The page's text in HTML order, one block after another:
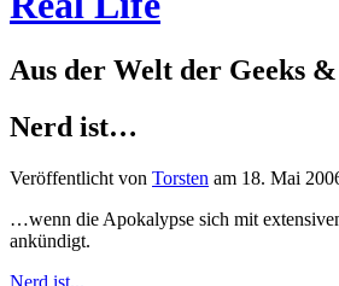
Aus der Welt der Geeks
Nerd ist…
Veröffentlicht von Torsten am 18. Mai
…wenn die Apokalypse sich mit
ankündigt.
Nerd ist...